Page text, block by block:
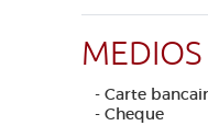
- Carte
- Cheque